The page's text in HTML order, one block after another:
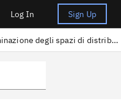
Log In Sign Up
Eliminazione degli spazi di distribuzione